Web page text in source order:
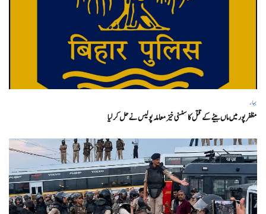
بہار
مظفر پور میں ماں بیٹے کے قتل کا سنسنی خیز معاملہ پولیس نے حل کر لیا